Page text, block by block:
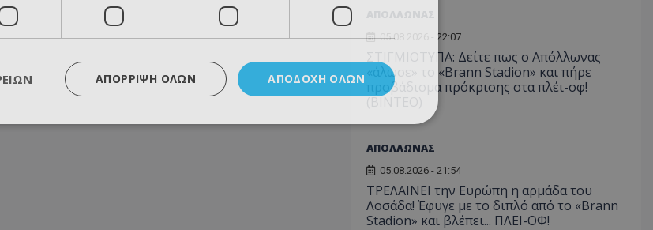
05.08.2026 - 22:07
ΣΤΙΓΜΙΟΤΥΠΑ: Δείτε πως ο Απόλλωνας
«άλωσε» το «Brann Stadion» και πήρε
προβάδισμα πρόκρισης στα πλέι-οφ!
(ΒΙΝΤΕΟ)
ΑΠΟΛΛΩΝΑΣ
05.08.2026 - 21:54
ΤΡΕΛΑΙΝΕΙ την Ευρώπη η αρμάδα του
Λοσάδα! Έφυγε με το διπλό από το «Brann
Stadion» και βλέπει... ΠΛΕΙ-ΟΦ!
ΑΠΟΔΟΧΉ ΌΛΩΝ
ΑΠΌΡΡΙΨΗ ΌΛΩΝ